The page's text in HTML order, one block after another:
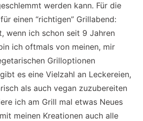
werden kann. Für die
einen “richtigen” Grillabend:
wenn ich schon seit 9 Jahren
ich oftmals von meinen, mir
Grilloptionen
es eine Vielzahl an Leckereien,
als auch vegan zuzubereiten
ich am Grill mal etwas Neues
meinen Kreationen auch alle